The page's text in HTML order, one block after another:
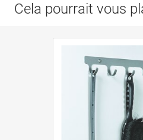
Cela pourrait vous